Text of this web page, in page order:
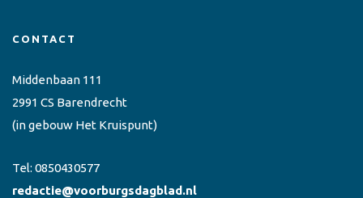
CONTACT
Middenbaan 111
2991 CS Barendrecht
(in gebouw Het Kruispunt)
Tel: 0850430577
redactie@voorburgsdagblad.nl